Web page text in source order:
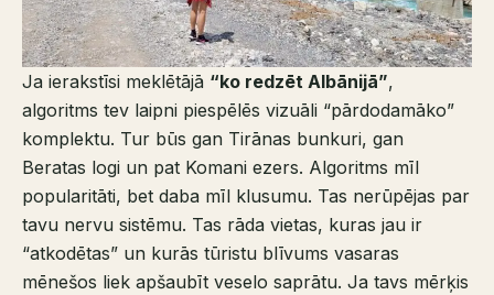
Ja ierakstīsi meklētājā “ko redzēt Albānijā”,
algoritms tev laipni piespēlēs vizuāli “pārdodamāko”
komplektu. Tur būs gan Tirānas bunkuri, gan
Beratas logi un pat Komani ezers. Algoritms mīl
popularitāti, bet daba mīl klusumu. Tas nerūpējas par
tavu nervu sistēmu. Tas rāda vietas, kuras jau ir
“atkodētas” un kurās tūristu blīvums vasaras
mēnešos liek apšaubīt veselo saprātu. Ja tavs mērķis